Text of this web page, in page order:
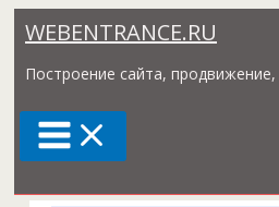
Перейти
содержимому
WEBENTRANCE.RU
Построение сайта,